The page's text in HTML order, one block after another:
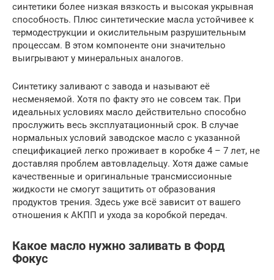
синтетики более низкая вязкость и высокая укрывная
способность. Плюс синтетические масла устойчивее к
термодеструкции и окислительным разрушительным
процессам. В этом компоненте они значительно
выигрывают у минеральных аналогов.
Синтетику заливают с завода и называют её
несменяемой. Хотя по факту это не совсем так. При
идеальных условиях масло действительно способно
прослужить весь эксплуатационный срок. В случае
нормальных условий заводское масло с указанной
спецификацией легко проживает в коробке 4 – 7 лет, не
доставляя проблем автовладельцу. Хотя даже самые
качественные и оригинальные трансмиссионные
жидкости не смогут защитить от образования
продуктов трения. Здесь уже всё зависит от вашего
отношения к АКПП и ухода за коробкой передач.
Какое масло нужно заливать в Форд
Фокус